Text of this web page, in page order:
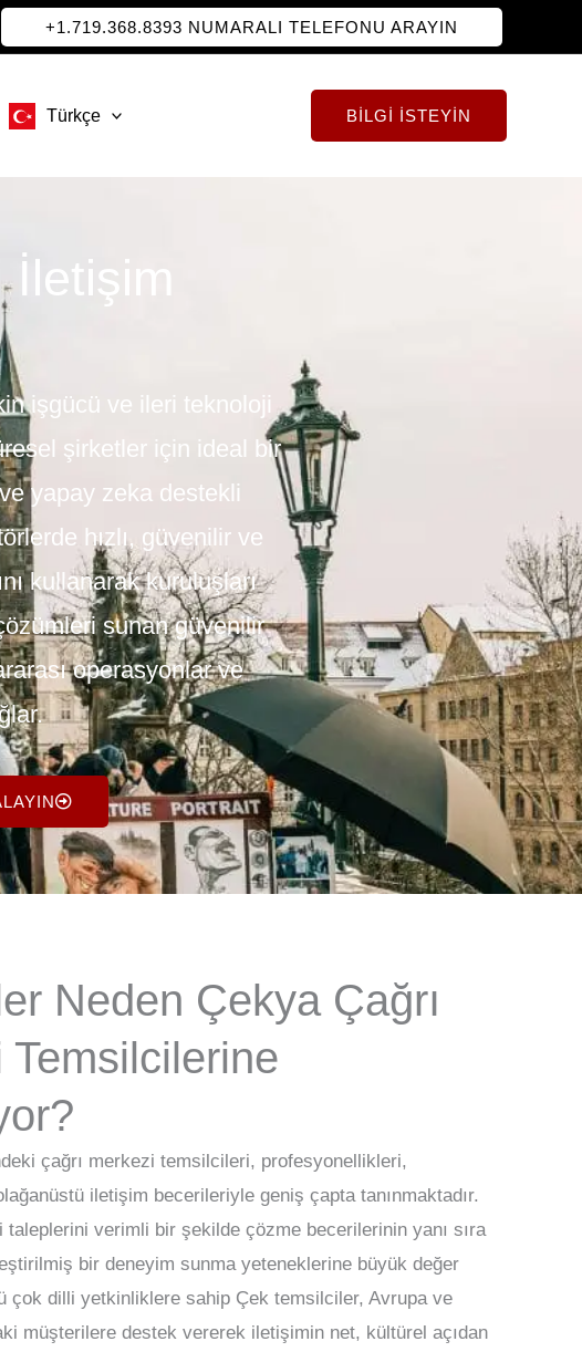
+1.719.368.8393 NUMARALI TELEFONU ARAYIN
Türkçe BILGI İSTEYIN
işgücü ve ileri teknoloji
şirketler için ideal bir
yapay zeka destekli
hızlı, güvenilir ve
kullanarak kuruluşları
sunan güvenilir
operasyonlar ve
Neden Çekya Çağrı
Temsilcilerine
çağrı merkezi temsilcileri, profesyonellikleri,
iletişim becerileriyle geniş çapta tanınmaktadır.
taleplerini verimli bir şekilde çözme becerilerinin yanı sıra
bir deneyim sunma yeteneklerine büyük değer
çok dilli yetkinliklere sahip Çek temsilciler, Avrupa ve
müşterilere destek vererek iletişimin net, kültürel açıdan